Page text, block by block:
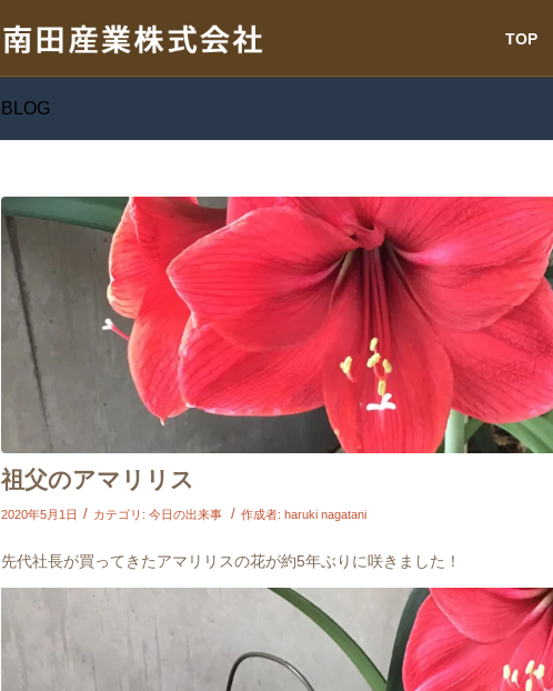
TOP
BLOG
祖父のアマリリス
2020年5月1日 / カテゴリ: 今日の出来事 / 作成者: haruki nagatani
先代社長が買ってきたアマリリスの花が約5年ぶりに咲きました！